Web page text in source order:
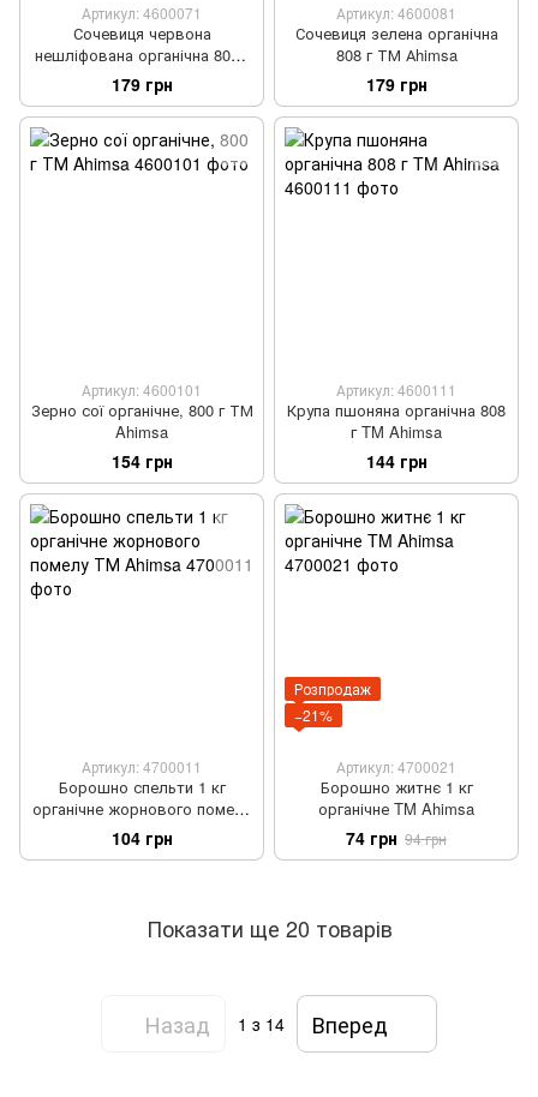
Артикул: 4600071
Сочевиця червона
нешліфована органічна 808 г
ТМ Ahimsa
179 грн
Артикул: 4600081
Сочевиця зелена органічна
808 г ТМ Аhimsa
179 грн
Артикул: 4600101
Зерно сої органічне, 800 г ТМ
Ahimsa
154 грн
Артикул: 4600111
Крупа пшоняна органічна 808
г TM Ahimsa
144 грн
Артикул: 4700011
Борошно спельти 1 кг
органічне жорнового помелу
ТМ Ahimsa
104 грн
Розпродаж
−21%
Артикул: 4700021
Борошно житнє 1 кг
органічне TM Ahimsa
74 грн 94 грн
Показати ще 20 товарів
Назад 1 з 14 Вперед